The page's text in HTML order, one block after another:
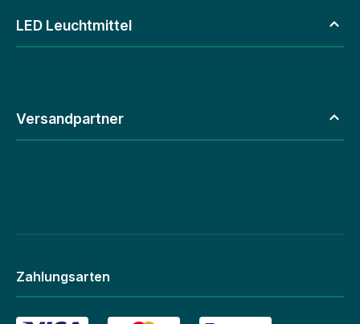
LED Leuchtmittel
Versandpartner
Zahlungsarten